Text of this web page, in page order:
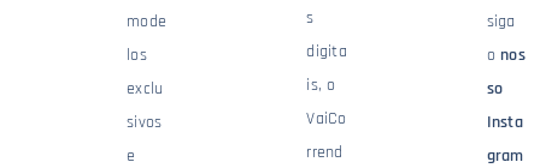
mode
los
exclu
sivos
e
s
digita
is, o
VaiCo
rrend
siga
onos
so
Insta
gram